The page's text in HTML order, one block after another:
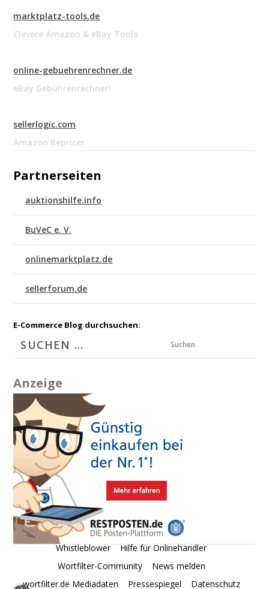
marktplatz-tools.de
Clevere Amazon & eBay Tools
online-gebuehrenrechner.de
eBay Gebührenrechner!
sellerlogic.com
Amazon Repricer
Partnerseiten
auktionshilfe.info
BuVeC e. V.
onlinemarktplatz.de
sellerforum.de
E-Commerce Blog durchsuchen:
Suchen
Anzeige
Whistleblower
Hilfe für Onlinehändler
Wortfilter-Community
News melden
wortfilter.de Mediadaten
Pressespiegel Datenschutz